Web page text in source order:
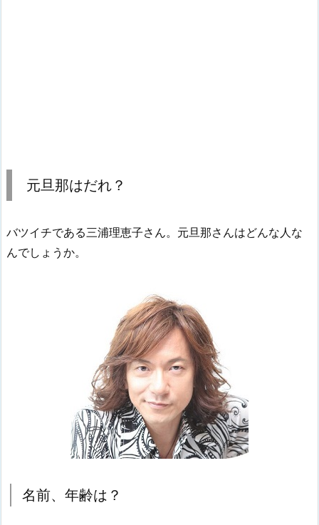
元旦那はだれ？
バツイチである三浦理恵子さん。元旦那さんはどんな人な
んでしょうか。
名前、年齢は？